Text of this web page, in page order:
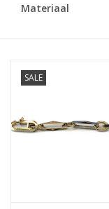
Materiaal
SALE